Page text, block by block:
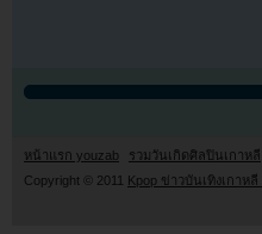
หน้าแรก youzab รวมวันเกิดศิลปินเกาหลี
Copyright © 2011
Kpop ข่าวบันเทิงเกา